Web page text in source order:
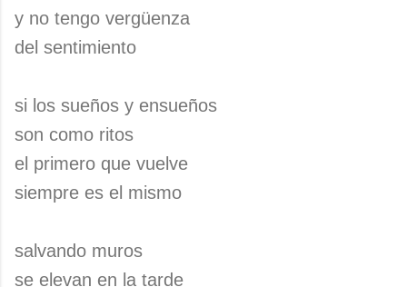
y no tengo vergüenza
del sentimiento
si los sueños y ensueños
son como ritos
el primero que vuelve
siempre es el mismo
salvando muros
se elevan en la tarde